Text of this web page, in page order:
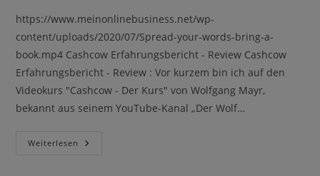
https://www.meinonlinebusiness.net/wp-
content/uploads/2020/07/Spread-your-words-bring-a-
book.mp4 Cashcow Erfahrungsbericht - Review Cashcow
Erfahrungsbericht - Review : Vor kurzem bin ich auf den
Videokurs "Cashcow - Der Kurs" von Wolfgang Mayr,
bekannt aus seinem YouTube-Kanal „Der Wolf…
Weiterlesen Cashcow